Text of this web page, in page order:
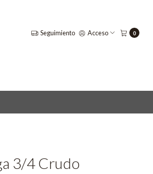
Seguimiento Acceso 0
3/4 Crudo